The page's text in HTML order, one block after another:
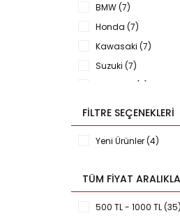
BMW (7)
Honda (7)
Kawasaki (7)
Suzuki (7)
Yamaha (7)
FILTRE SEÇENEKLERI
Yeni Ürünler (4)
TÜM FIYAT
500 TL - 1000 TL (35)